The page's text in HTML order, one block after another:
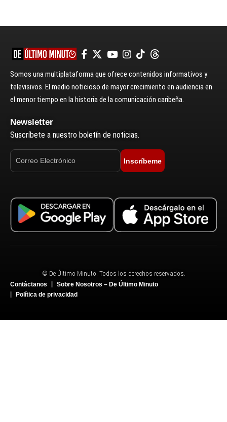
Somos una multiplataforma que ofrece contenidos informativos y
televisivos. El medio noticioso de mayor crecimiento en audiencia en
el menor tiempo en la historia de la comunicación caribeña.
Newsletter
Suscríbete a nuestro boletín de noticias.
Inscríbeme
© De Último Minuto. Todos los derechos reservados.
Contáctanos
Sobre Nosotros – De Último Minuto
Política de privacidad